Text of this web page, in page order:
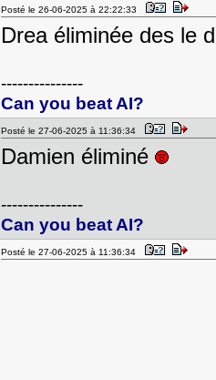
Posté le 26-06-2025 à 22:22:33
Drea éliminée des le
---------------
Can you beat AI?
Posté le 27-06-2025 à 11:36:34
Damien éliminé
---------------
Can you beat AI?
Posté le 27-06-2025 à 11:36:34